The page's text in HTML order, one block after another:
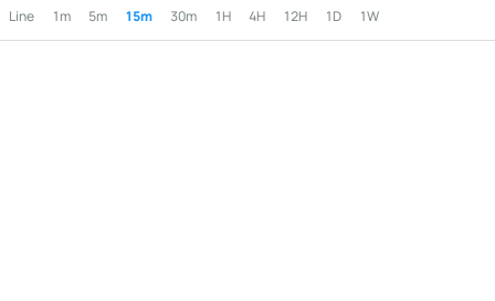
Line 1m 5m 15m 30m 1H 4H 12H 1D 1W